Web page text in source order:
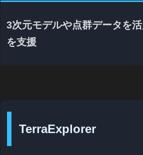
3次元モデルや点群データを
を支援
TerraExplorer